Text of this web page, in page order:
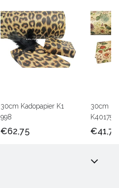
30cm Kadopapier K1
998
€62,75
30cm
€41,75